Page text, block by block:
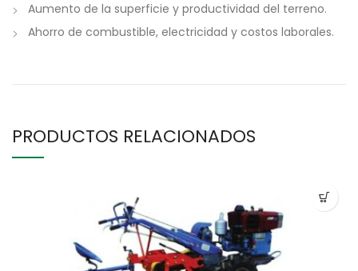
Aumento de la superficie y productividad del terreno.
Ahorro de combustible, electricidad y costos laborales.
PRODUCTOS RELACIONADOS